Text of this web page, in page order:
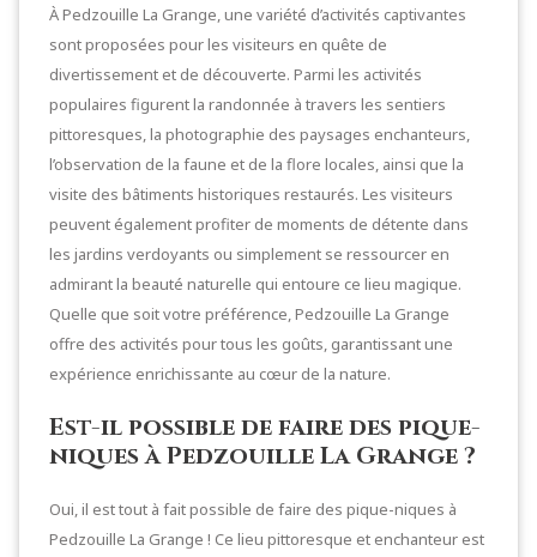
À Pedzouille La Grange, une variété d’activités captivantes
sont proposées pour les visiteurs en quête de
divertissement et de découverte. Parmi les activités
populaires figurent la randonnée à travers les sentiers
pittoresques, la photographie des paysages enchanteurs,
l’observation de la faune et de la flore locales, ainsi que la
visite des bâtiments historiques restaurés. Les visiteurs
peuvent également profiter de moments de détente dans
les jardins verdoyants ou simplement se ressourcer en
admirant la beauté naturelle qui entoure ce lieu magique.
Quelle que soit votre préférence, Pedzouille La Grange
offre des activités pour tous les goûts, garantissant une
expérience enrichissante au cœur de la nature.
Est-il possible de faire des pique-
niques à Pedzouille La Grange ?
Oui, il est tout à fait possible de faire des pique-niques à
Pedzouille La Grange ! Ce lieu pittoresque et enchanteur est